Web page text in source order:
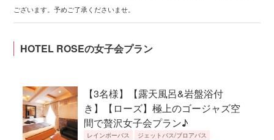
ございます。予めご了承くださいませ。
HOTEL ROSEの女子会プラン
【3名様】【露天風呂&岩盤浴付
き】【ローズ】極上のゴージャズ空
間で贅沢女子会プラン♪
レインボーバス
ジェットバス/ブロアバス